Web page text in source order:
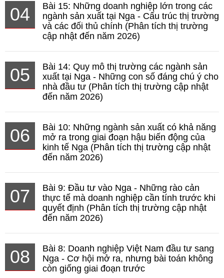
04
Bài 15: Những doanh nghiệp lớn trong các
ngành sản xuất tại Nga - Cấu trúc thị trường
và các đối thủ chính (Phân tích thị trường
cập nhật đến năm 2026)
05
Bài 14: Quy mô thị trường các ngành sản
xuất tại Nga - Những con số đáng chú ý cho
nhà đầu tư (Phân tích thị trường cập nhật
đến năm 2026)
06
Bài 10: Những ngành sản xuất có khả năng
mở ra trong giai đoạn hậu biến động của
kinh tế Nga (Phân tích thị trường cập nhật
đến năm 2026)
07
Bài 9: Đầu tư vào Nga - Những rào cản
thực tế mà doanh nghiệp cần tính trước khi
quyết định (Phân tích thị trường cập nhật
đến năm 2026)
08
Bài 8: Doanh nghiệp Việt Nam đầu tư sang
Nga - Cơ hội mở ra, nhưng bài toán không
còn giống giai đoạn trước